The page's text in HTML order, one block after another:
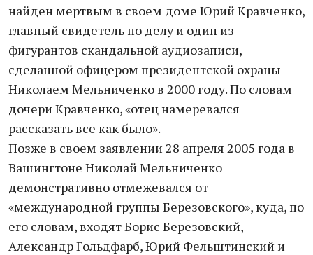
найден мертвым в своем доме Юрий Кравченко,
главный свидетель по делу и один из
фигурантов скандальной аудиозаписи,
сделанной офицером президентской охраны
Николаем Мельниченко в 2000 году. По словам
дочери Кравченко, «отец намеревался
рассказать все как было».
Позже в своем заявлении 28 апреля 2005 года в
Вашингтоне Николай Мельниченко
демонстративно отмежевался от
«международной группы Березовского», куда, по
его словам, входят Борис Березовский,
Александр Гольдфарб, Юрий Фельштинский и